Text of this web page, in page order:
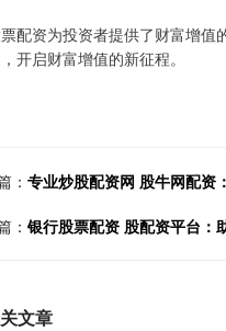
配资为投资者提供了财富增
开启财富增值的新征程。
： 专业炒股配资网 股牛网配资
： 银行股票配资 股配资平台：
文章